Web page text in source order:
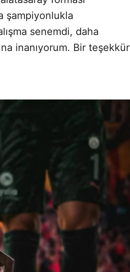
şampiyonlukla
senemdi, daha
inanıyorum. Bir teşekkür